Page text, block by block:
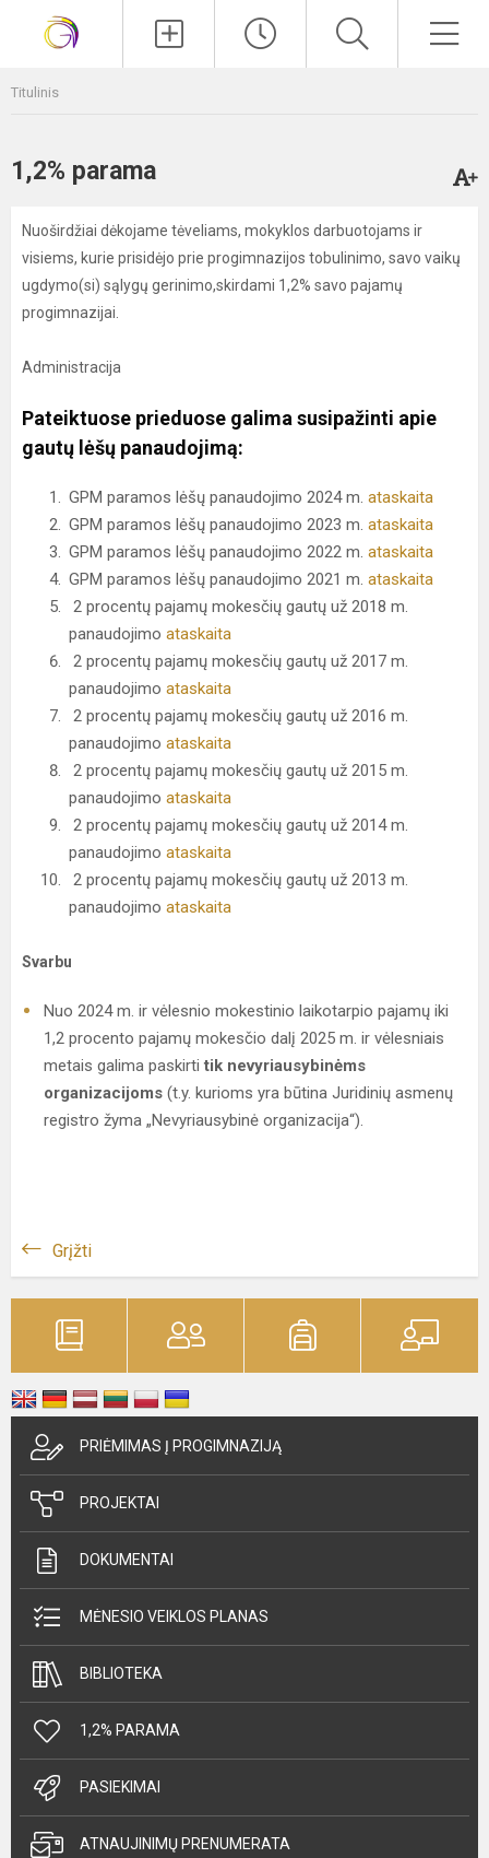
Titulinis
1,2% parama
Nuoširdžiai dėkojame tėveliams, mokyklos darbuotojams ir
visiems, kurie prisidėjo prie progimnazijos tobulinimo, savo vaikų
ugdymo(si) sąlygų gerinimo,skirdami 1,2% savo pajamų
progimnazijai.
Administracija
Pateiktuose prieduose galima susipažinti apie
gautų lėšų panaudojimą:
GPM paramos lėšų panaudojimo 2024 m. ataskaita
GPM paramos lėšų panaudojimo 2023 m. ataskaita
GPM paramos lėšų panaudojimo 2022 m. ataskaita
GPM paramos lėšų panaudojimo 2021 m. ataskaita
2 procentų pajamų mokesčių gautų už 2018 m.
panaudojimo ataskaita
2 procentų pajamų mokesčių gautų už 2017 m.
panaudojimo ataskaita
2 procentų pajamų mokesčių gautų už 2016 m.
panaudojimo ataskaita
2 procentų pajamų mokesčių gautų už 2015 m.
panaudojimo ataskaita
2 procentų pajamų mokesčių gautų už 2014 m.
panaudojimo ataskaita
2 procentų pajamų mokesčių gautų už 2013 m.
panaudojimo ataskaita
Svarbu
Nuo 2024 m. ir vėlesnio mokestinio laikotarpio pajamų iki
1,2 procento pajamų mokesčio dalį 2025 m. ir vėlesniais
metais galima paskirti tik nevyriausybinėms
organizacijoms (t.y. kurioms yra būtina Juridinių asmenų
registro žyma „Nevyriausybinė organizacija“).
Grįžti
PRIĖMIMAS Į PROGIMNAZIJĄ
PROJEKTAI
DOKUMENTAI
MĖNESIO VEIKLOS PLANAS
BIBLIOTEKA
1,2% PARAMA
PASIEKIMAI
ATNAUJINIMŲ PRENUMERATA